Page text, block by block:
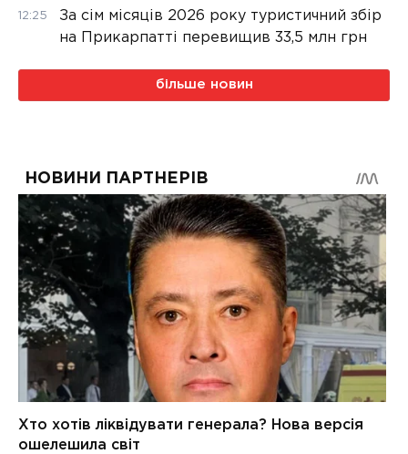
12:25
За сім місяців 2026 року туристичний збір
на Прикарпатті перевищив 33,5 млн грн
більше новин